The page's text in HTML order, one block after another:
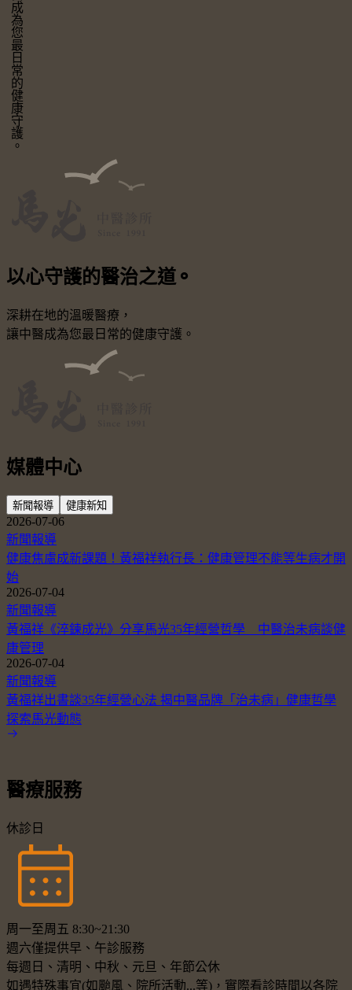
讓中醫成為您最日常的健康守護。
以心守護的醫治之道 ⚬
深耕在地的溫暖醫療，
讓中醫成為您最日常的健康守護。
媒體中心
新聞報導 健康新知
2026-07-06
新聞報導
健康焦慮成新課題！黃福祥執行長：健康管理不能等生病才開
始
2026-07-04
新聞報導
黃福祥《淬鍊成光》分享馬光35年經營哲學 中醫治未病談健
康管理
2026-07-04
新聞報導
黃福祥出書談35年經營心法 揭中醫品牌「治未病」健康哲學
探索馬光動態
醫療服務
休診日
周一至周五 8:30~21:30
週六僅提供早、午診服務
每週日、清明、中秋、元旦、年節公休
如遇特殊事宜(如颱風、院所活動...等)，實際看診時間以各院